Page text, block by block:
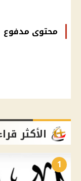
محتوى مدفوع
الأكثر
1